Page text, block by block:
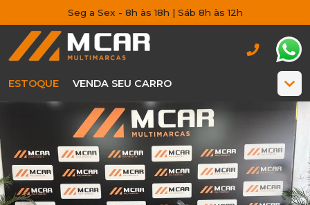
Seg a Sex - 8h às 18h | Sáb 8h às 12h
ESTOQUE VENDA SEU CARRO